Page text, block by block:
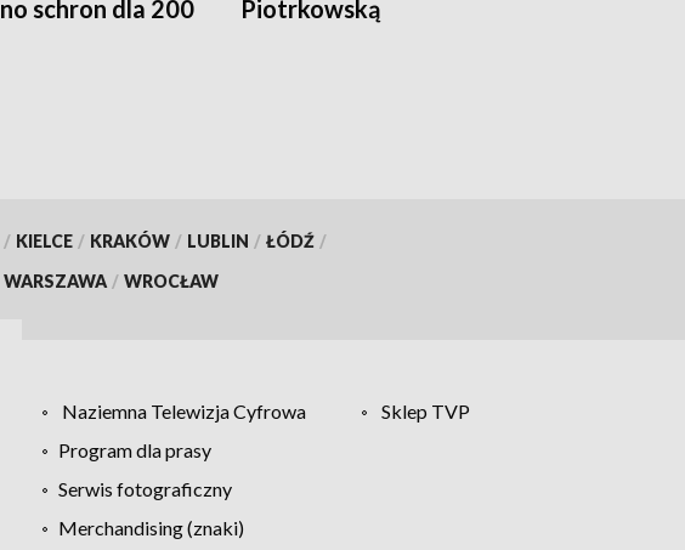
schron dla 200
Piotrkowską
/ KIELCE / KRAKÓW / LUBLIN / ŁÓDŹ /
WARSZAWA / WROCŁAW
Naziemna Telewizja Cyfrowa
Sklep TVP
Program dla prasy
Serwis fotograficzny
Merchandising (znaki)